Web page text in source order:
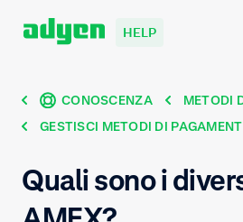
HELP
CONOSCENZA
METODI
GESTISCI METODI DI
Quali sono i